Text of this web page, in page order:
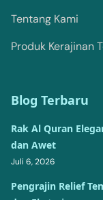
Tentang Kami
Produk Kerajinan
Blog Terbaru
Rak Al Quran
dan Awet
Juli 6, 2026
Pengrajin Relief